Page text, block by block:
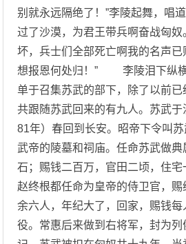
别就永远隔绝了！”李陵起舞，唱
过了沙漠，为君王带兵啊奋战匈
坏，兵士们全部死亡啊我的名声已
想报恩何处归！” 李陵泪下纵横
单于召集苏武的部下，除了以前
共跟随苏武回来的有九人。苏武
81年）春回到长安。昭帝下令叫
武帝的陵墓和祠庙。任命苏武做
石；赐钱二百万，官田二顷，住宅
赵终根都任命为皇帝的侍卫官，
余六人，年纪大了，回家，赐钱
役。常惠后来做到右将军，封为